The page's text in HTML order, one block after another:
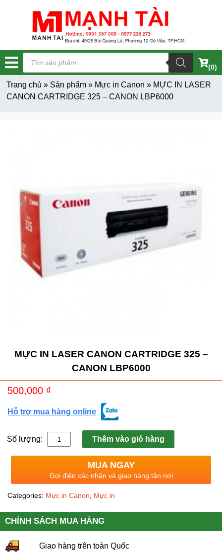
Tìm
kiếm
sản
phẩm
(0)
Trang chủ » Sản phẩm» Mực in Canon » MỰC IN LASER
CANON CARTRIDGE 325 – CANON LBP6000
MỰC IN LASER CANON CARTRIDGE 325 –
CANON LBP6000
500,000 ₫
Hỗ trợ mua hàng online
Số lượng: Thêm vào giỏ hàng
MUA NGAY
Gọi điện xác nhận và giao hàng tận nơi
Categories: Mực in Canon Mực in
CHÍNH SÁCH MUA HÀNG
Giao hàng trên toàn Quốc